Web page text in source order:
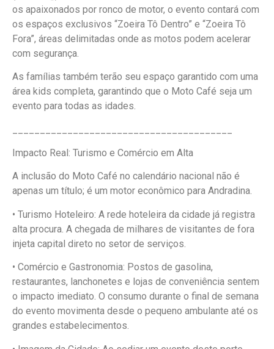
os apaixonados por ronco de motor, o evento contará com
os espaços exclusivos “Zoeira Tô Dentro” e “Zoeira Tô
Fora”, áreas delimitadas onde as motos podem acelerar
com segurança.
As famílias também terão seu espaço garantido com uma
área kids completa, garantindo que o Moto Café seja um
evento para todas as idades.
Impacto Real: Turismo e Comércio em Alta
A inclusão do Moto Café no calendário nacional não é
apenas um título; é um motor econômico para Andradina.
• Turismo Hoteleiro: A rede hoteleira da cidade já registra
alta procura. A chegada de milhares de visitantes de fora
injeta capital direto no setor de serviços.
• Comércio e Gastronomia: Postos de gasolina,
restaurantes, lanchonetes e lojas de conveniência sentem
o impacto imediato. O consumo durante o final de semana
do evento movimenta desde o pequeno ambulante até os
grandes estabelecimentos.